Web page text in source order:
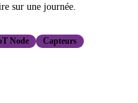
sur une journée.
Node
Capteurs